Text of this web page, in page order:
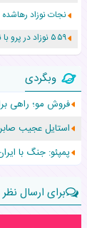
نجات نوزاد
۵۵۹ نوزاد در پرو با نام «هالند» به دنیا آمدند!
زن ۲۴ ساله پس از درمان سرطان رحم، مادر شد
افزایش قد این
حرکت غیرقانونی یک
عجیب‌ترین تولد در ۵/۵/۵ امسال که همه را شوکه کرد!
وبگردی
فروش مو؛ راهی
استایل عجیب
پمپئو: جنگ با
برای ارسال
نام: